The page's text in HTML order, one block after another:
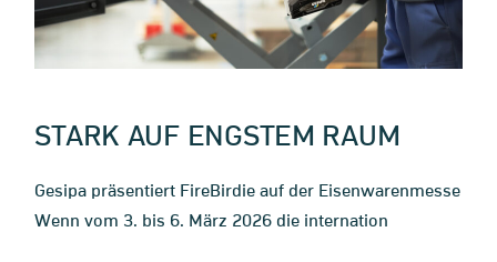
STARK AUF ENGSTEM RAUM
Gesipa präsentiert FireBirdie auf der Eisenwarenmesse
Wenn vom 3. bis 6. März 2026 die internation